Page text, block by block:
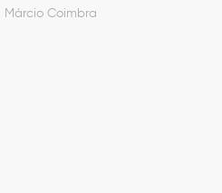
Márcio Coimbra